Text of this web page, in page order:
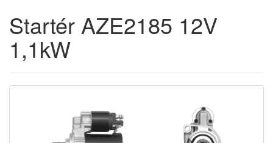
Startér AZE2185 12V
1,1kW